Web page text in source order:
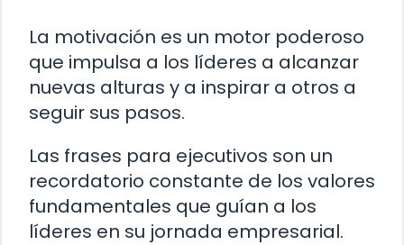
La motivación es un motor poderoso
que impulsa a los líderes a alcanzar
nuevas alturas y a inspirar a otros a
seguir sus pasos.
Las frases para ejecutivos son un
recordatorio constante de los valores
fundamentales que guían a los
líderes en su jornada empresarial.